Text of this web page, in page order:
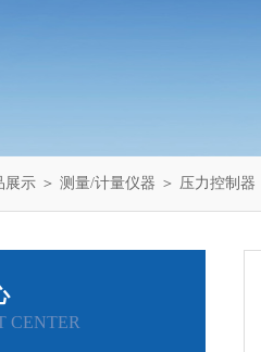
展示 ＞ 测量/计量仪器 ＞ 压力控制器
CENTER